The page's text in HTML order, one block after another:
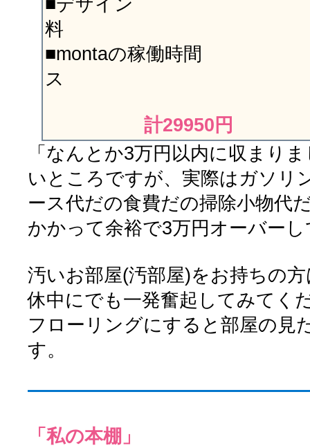
■デザイン
料 0
■montaの稼働時間
ス
計29950円
「なんとか3万円以内に収まり
いところですが、実際はガソリ
ース代だの食費だの掃除小物代
かかって余裕で3万円オーバー
汚いお部屋(汚部屋)をお持ちの
休中にでも一発奮起してみてく
フローリングにすると部屋の見
す。
「私の本棚」